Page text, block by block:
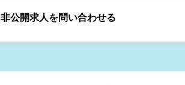
非公開求人を問い合わせる